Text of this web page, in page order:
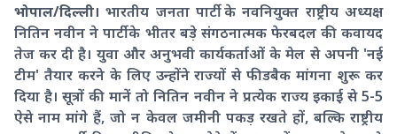
भोपाल/दिल्ली। भारतीय जनता पार्टी के नवनियुक्त राष्ट्रीय अध्यक्ष
नितिन नवीन ने पार्टी के भीतर बड़े संगठनात्मक फेरबदल की कवायद
तेज कर दी है। युवा और अनुभवी कार्यकर्ताओं के मेल से अपनी 'नई
टीम' तैयार करने के लिए उन्होंने राज्यों से फीडबैक मांगना शुरू कर
दिया है। सूत्रों की मानें तो नितिन नवीन ने प्रत्येक राज्य इकाई से 5-5
ऐसे नाम मांगे हैं, जो न केवल जमीनी पकड़ रखते हों, बल्कि राष्ट्रीय